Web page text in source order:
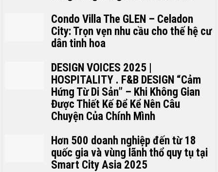
Condo Villa The GLEN – Celadon
City: Trọn vẹn nhu cầu cho thế hệ cư
dân tinh hoa
DESIGN VOICES 2025 |
HOSPITALITY . F&B DESIGN “Cảm
Hứng Từ Di Sản” – Khi Không Gian
Được Thiết Kế Để Kể Nên Câu
Chuyện Của Chính Mình
Hơn 500 doanh nghiệp đến từ 18
quốc gia và vùng lãnh thổ quy tụ tại
Smart City Asia 2025